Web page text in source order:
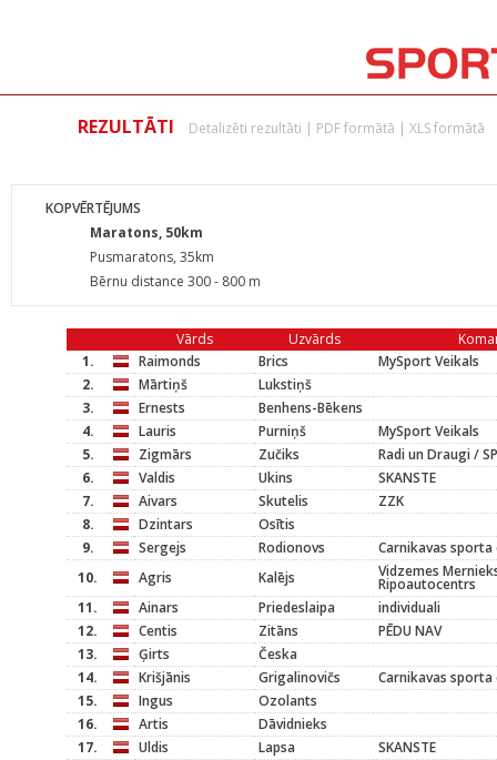
REZULTĀTI Detalizēti rezultāti | PDF formātā | XLS formātā
KOPVĒRTĒJUMS
Maratons, 50km
Pusmaratons, 35km
Bērnu distance 300 - 800 m
Vārds Uzvārds
1.
Raimonds Brics
MySport Veikals
2.
Mārtiņš
Lukstiņš
3.
Ernests
Benhens-Bēkens
4.
Lauris Purniņš
MySport Veikals
5.
Zigmārs Zučiks
Radi un Draugi /
6.
Valdis Ukins
SKANSTE
7.
Aivars Skutelis
ZZK
8.
Dzintars
Osītis
9.
Sergejs Rodionovs
Carnikavas sporta
10.
Agris Kalējs Vidzemes
Ripoautocentrs
11.
Ainars Priedeslaipa
individuali
12.
Centis Zitāns
PĒDU NAV
13.
Ģirts
Česka
14.
Krišjānis Grigalinovičs
Carnikavas sporta
15.
Ingus
Ozolants
16.
Artis
Dāvidnieks
17.
Uldis Lapsa
SKANSTE